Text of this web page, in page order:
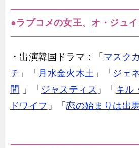
●ラブコメの女王、オ・ジュイ
・出演韓国ドラマ：「 マスク
チ 」「 月水金火木土 」「 ジェ
間
」「 ジャスティス 」「 キル
ドワイフ 」「恋の始まりは出